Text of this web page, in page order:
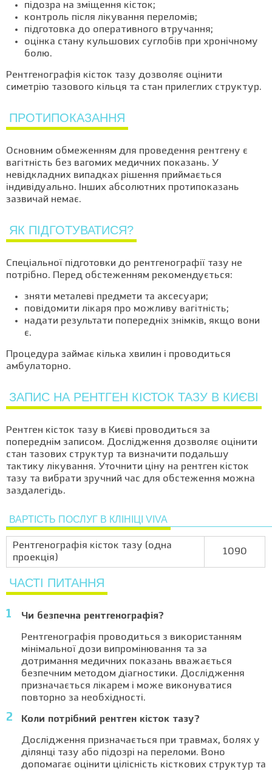
підозра на зміщення кісток;
контроль після лікування переломів;
підготовка до оперативного втручання;
оцінка стану кульшових суглобів при хронічному
болю.
Рентгенографія кісток тазу дозволяє оцінити
симетрію тазового кільця та стан прилеглих структур.
ПРОТИПОКАЗАННЯ
Основним обмеженням для проведення рентгену є
вагітність без вагомих медичних показань. У
невідкладних випадках рішення приймається
індивідуально. Інших абсолютних протипоказань
зазвичай немає.
ЯК ПІДГОТУВАТИСЯ?
Спеціальної підготовки до рентгенографії тазу не
потрібно. Перед обстеженням рекомендується:
зняти металеві предмети та аксесуари;
повідомити лікаря про можливу вагітність;
надати результати попередніх знімків, якщо вони
є.
Процедура займає кілька хвилин і проводиться
амбулаторно.
ЗАПИС НА РЕНТГЕН КІСТОК ТАЗУ В КИЄВІ
Рентген кісток тазу в Києві проводиться за
попереднім записом. Дослідження дозволяє оцінити
стан тазових структур та визначити подальшу
тактику лікування. Уточнити ціну на рентген кісток
тазу та вибрати зручний час для обстеження можна
заздалегідь.
ВАРТІСТЬ ПОСЛУГ В КЛІНІЦІ VIVA
Рентгенографія кісток тазу (одна
проекція)
1090
ЧАСТІ ПИТАННЯ
Чи безпечна рентгенографія?
Рентгенографія проводиться з використанням
мінімальної дози випромінювання та за
дотримання медичних показань вважається
безпечним методом діагностики. Дослідження
призначається лікарем і може виконуватися
повторно за необхідності.
Коли потрібний рентген кісток тазу?
Дослідження призначається при травмах, болях у
ділянці тазу або підозрі на переломи. Воно
допомагає оцінити цілісність кісткових структур та